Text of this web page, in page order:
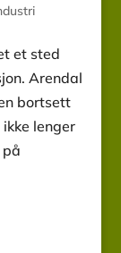
et sted
Arendal
bortsett
lenger